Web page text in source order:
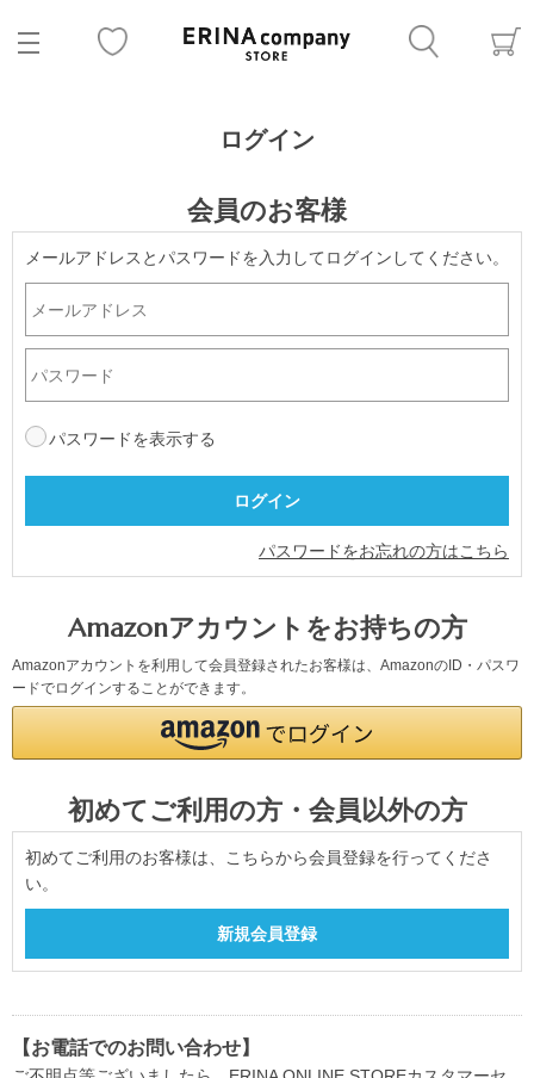
ログイン
会員のお客様
メールアドレスとパスワードを入力してログインしてください。
パスワードを表示する
パスワードをお忘れの方はこちら
Amazonアカウントをお持ちの方
Amazonアカウントを利用して会員登録されたお客様は、AmazonのID・パスワ
ードでログインすることができます。
初めてご利用の方・会員以外の方
初めてご利用のお客様は、こちらから会員登録を行ってくださ
い。
【お電話でのお問い合わせ】